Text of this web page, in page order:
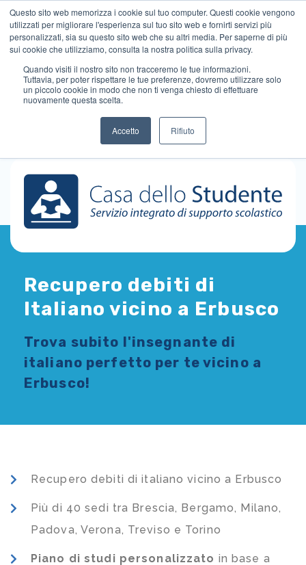
Questo sito web memorizza i cookie sul tuo computer. Questi cookie vengono
utilizzati per migliorare l'esperienza sul tuo sito web e fornirti servizi più
personalizzati, sia su questo sito web che su altri media. Per saperne di più
sui cookie che utilizziamo, consulta la nostra politica sulla privacy.
Quando visiti il ​​nostro sito non tracceremo le tue informazioni.
Tuttavia, per poter rispettare le tue preferenze, dovremo utilizzare solo
un piccolo cookie in modo che non ti venga chiesto di effettuare
nuovamente questa scelta.
Accetto Rifiuto
Recupero debiti di
Italiano vicino a Erbusco
Trova subito l'insegnante di
italiano perfetto per te vicino a
Erbusco!
Recupero debiti di italiano vicino a Erbusco
Più di 40 sedi tra Brescia, Bergamo, Milano,
Padova, Verona, Treviso e Torino
Piano di studi personalizzato in base a